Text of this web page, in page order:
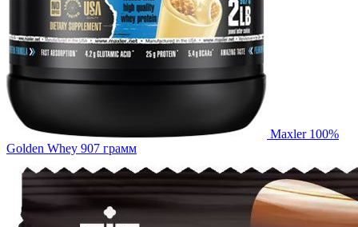
Maxler 100%
Golden Whey 907 грамм